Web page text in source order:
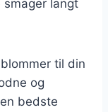
smager langt
til din
og
bedste